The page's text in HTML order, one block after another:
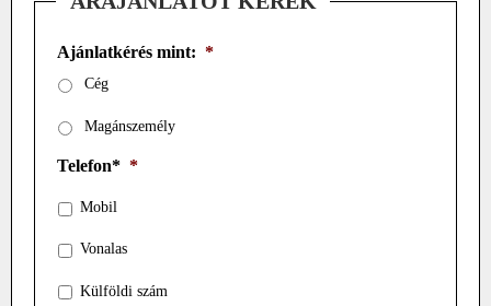
Ajánlatkérés mint: *
Cég
Magánszemély
Telefon* *
Mobil
Vonalas
Külföldi szám